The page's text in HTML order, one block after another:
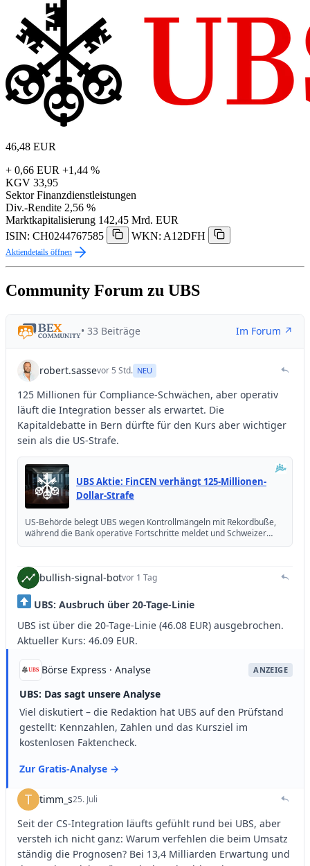
46,48 EUR
+ 0,66 EUR +1,44 %
KGV 33,95
Sektor Finanzdienstleistungen
Div.-Rendite 2,56 %
Marktkapitalisierung 142,45 Mrd. EUR
ISIN: CH0244767585
WKN: A12DFH
Aktiendetails öffnen
Community Forum zu UBS